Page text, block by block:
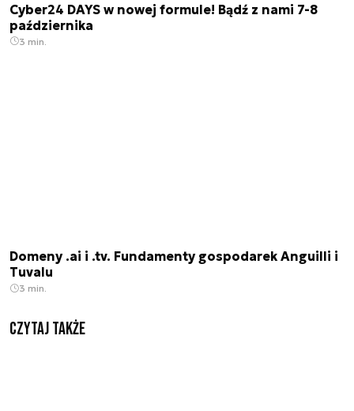
Cyber24 DAYS w nowej formule! Bądź z nami 7-8
października
3 min.
Domeny .ai i .tv. Fundamenty gospodarek Anguilli i
Tuvalu
3 min.
Czytaj także